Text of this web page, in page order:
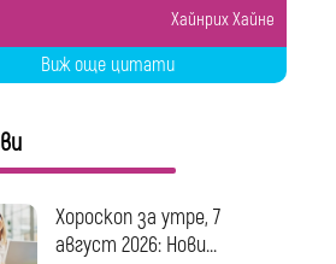
Хайнрих Хайне
Виж още цитати
Хороскоп за утре, 7
август 2026: Нови...